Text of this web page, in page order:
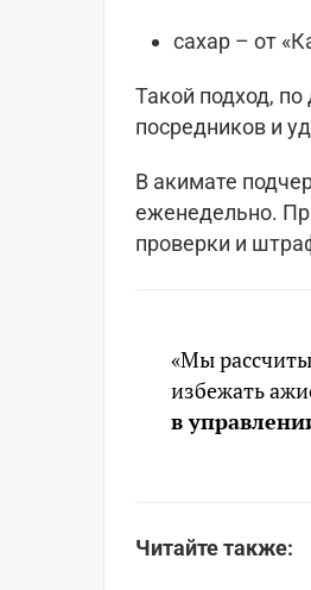
сахар – от
Такой подход,
посредников и
В акимате
еженедельно.
проверки и
«Мы
избежать
в
Читайте также: